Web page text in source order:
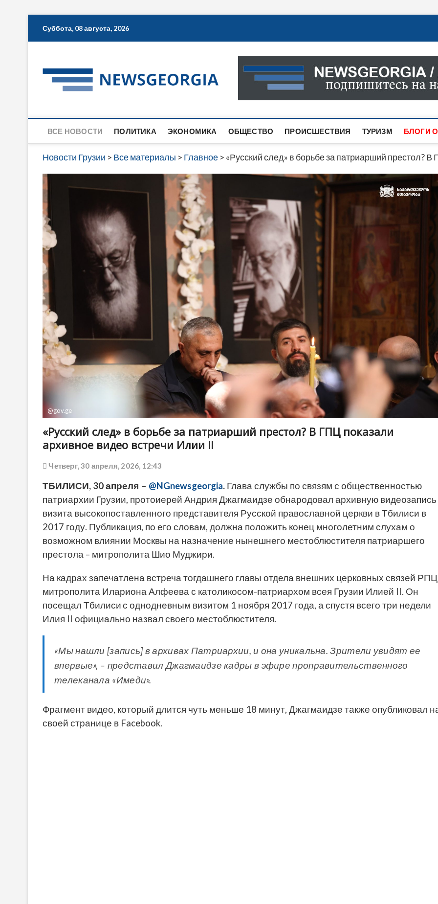
Суббота, 08 августа, 2026
Новости Грузии
САМАЯ АКТУАЛЬНАЯ ИНФОРМАЦИЯ О СОБЫТИЯХ
САЙТЕ ВЫ НАЙДЕТЕ НОВОСТИ ПОЛИТИКИ,
ВСЕ НОВОСТИ ПОЛИТИКА ЭКОНОМИКА ОБЩЕСТВО ПРОИСШЕСТВИЯ ТУРИЗМ БЛОГИ
Новости Грузии > Все материалы > Главное > «Русский след» в борьбе за патриарший престол?
@gov.ge
«Русский след» в борьбе за патриарший престол? В ГПЦ показали
архивное видео встречи Илии II
Четверг, 30 апреля, 2026, 12:43
ТБИЛИСИ, 30 апреля – @NGnewsgeorgia. Глава службы по связям с общественностью
патриархии Грузии, протоиерей Андрия Джагмаидзе обнародовал архивную видеозапись
визита высокопоставленного представителя Русской православной церкви в Тбилиси в
2017 году. Публикация, по его словам, должна положить конец многолетним слухам о
возможном влиянии Москвы на назначение нынешнего местоблюстителя патриаршего
престола – митрополита Шио Муджири.
На кадрах запечатлена встреча тогдашнего главы отдела внешних церковных связей РПЦ
митрополита Илариона Алфеева с католикосом-патриархом всея Грузии Илией II. Он
посещал Тбилисис однодневным визитом 1 ноября 2017 года, а спустя всего три недели
Илия II официально назвал своего местоблюстителя.
«Мы нашли [запись] в архивах Патриархии, и она уникальна. Зрители увидят ее
впервые», – представил Джагмаидзе кадры в эфире проправительственного
телеканала «Имеди».
Фрагмент видео, который длится чуть меньше 18 минут, Джагмаидзе также опубликовал
своей странице в Facebook.